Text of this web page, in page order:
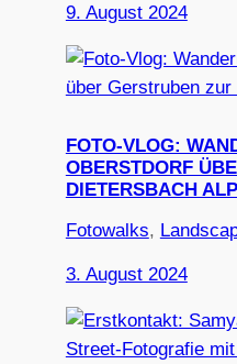
9. August 2024
FOTO-VLOG:
OBERSTDORF
DIETERSBACH
Fotowalks,
3. August 2024